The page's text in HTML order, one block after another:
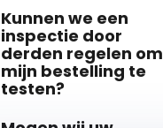
Kunnen we een
inspectie door
derden regelen om
mijn bestelling te
testen?